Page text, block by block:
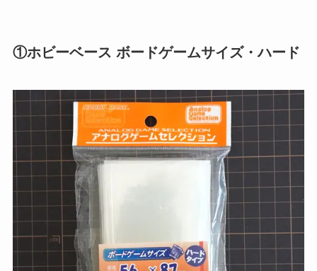
①ホビーベース ボードゲームサイズ・ハード